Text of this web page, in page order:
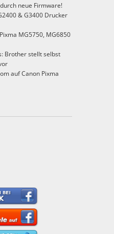
neue Firmware!
& G3400 Drucker
MG5750, MG6850
Brother stellt selbst
auf Canon Pixma